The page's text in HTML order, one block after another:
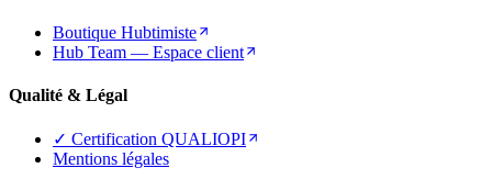
Boutique Hubtimiste
Hub Team — Espace client
Qualité & Légal
✓ Certification QUALIOPI
Mentions légales